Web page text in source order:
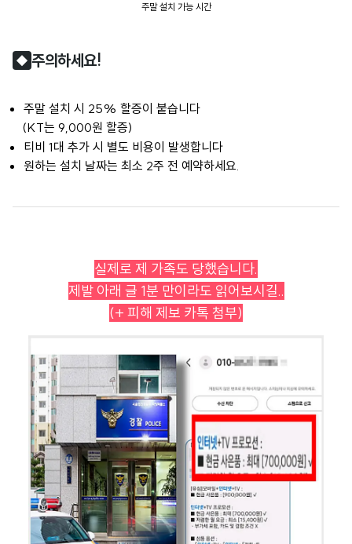
주말 설치 가능 시간
◆ 주의하세요!
주말 설치 시 25% 할증이 붙습니다
(KT는 9,000원 할증)
티비 1대 추가 시 별도 비용이 발생합니다
원하는 설치 날짜는 최소 2주 전 예약하세요.
실제로 제 가족도 당했습니다.
제발 아래 글 1분 만이라도 읽어보시길..
(+ 피해 제보 카톡 첨부)